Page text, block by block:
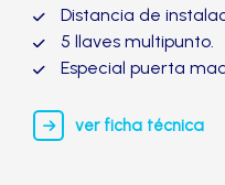
TANKEDistancia de
5 llaves multipunto.
Especial puerta
ver ficha técnica